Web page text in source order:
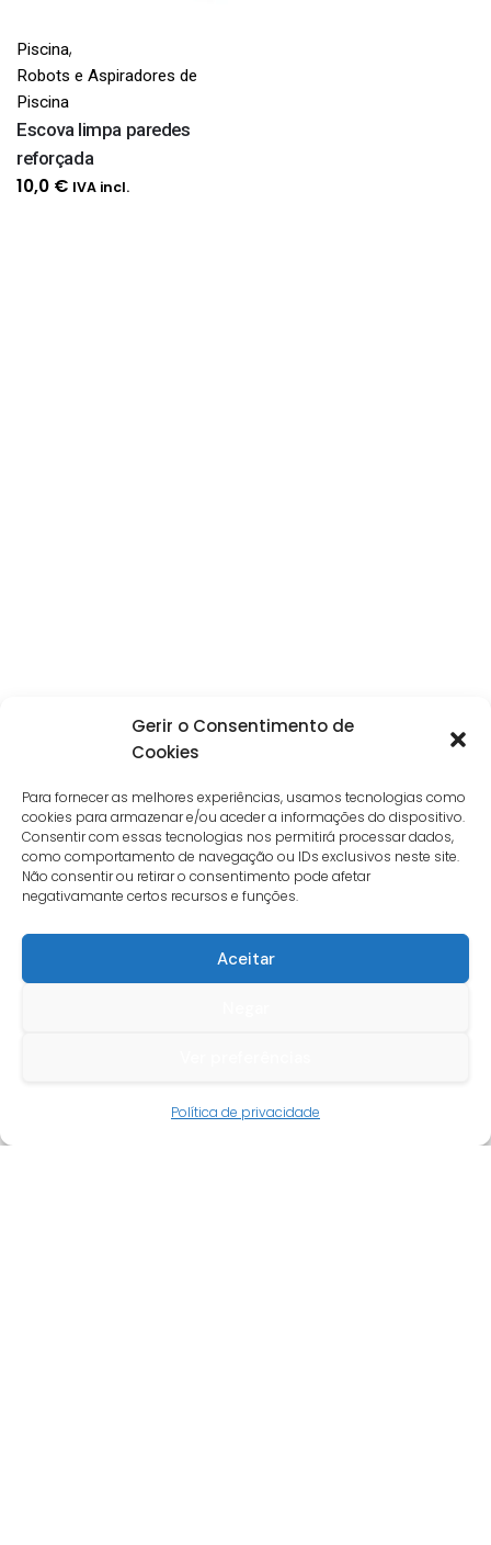
Gerir o Consentimento de
Cookies
Para fornecer as melhores experiências, usamos tecnologias como
cookies para armazenar e/ou aceder a informações do dispositivo.
Consentir com essas tecnologias nos permitirá processar dados,
como comportamento de navegação ou IDs exclusivos neste site.
Não consentir ou retirar o consentimento pode afetar
negativamante certos recursos e funções.
Aceitar
Política de privacidade
Piscina,
Robots e Aspiradores de
Piscina
Escova limpa paredes
reforçada
10,0 € IVA incl.